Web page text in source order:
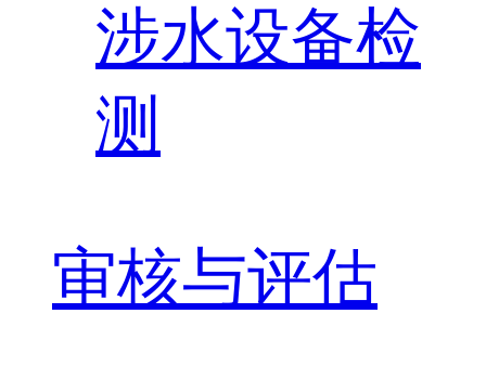
涉水设备检
测
审核与评估